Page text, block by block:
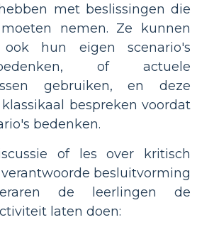
met beslissingen die
nemen. Ze kunnen
ook hun eigen scenario's
of actuele
gebruiken, en deze
bespreken voordat
bedenken.
of les over kritisch
besluitvorming
de leerlingen de
laten doen: